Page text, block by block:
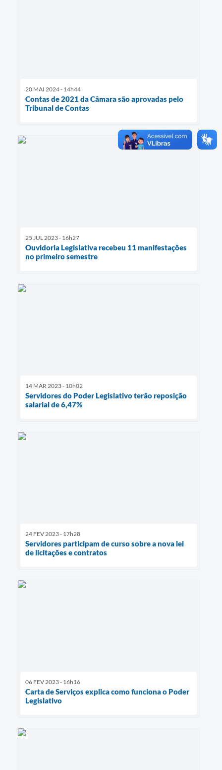
20 MAI 2024 - 14h44
Contas de 2021 da Câmara são aprovadas pelo
Tribunal de Contas
25 JUL 2023 - 16h27
Ouvidoria Legislativa recebeu 11 manifestações
no primeiro semestre
14 MAR 2023 - 10h02
Servidores do Poder Legislativo terão reposição
salarial de 6,47%
24 FEV 2023 - 17h28
Servidores participam de curso sobre a nova lei
de licitações e contratos
06 FEV 2023 - 16h16
Carta de Serviços explica como funciona o Poder
Legislativo